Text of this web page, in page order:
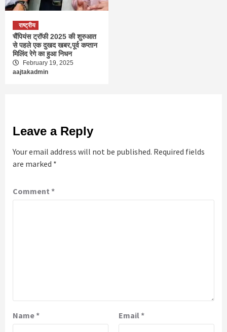
राष्ट्रीय
चैंपियंस ट्रॉफी 2025 की शुरुआत
से पहले एक दुखद खबर,पूर्व कप्तान
मिलिंद रेगे का हुआ निधन
February 19, 2025
aajtakadmin
Leave a Reply
Your email address will not be published. Required fields
are marked *
Comment *
Name* Email*